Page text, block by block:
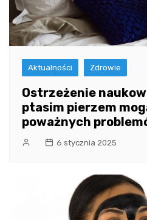
Aktualności Zdrowie
Ostrzeżenie
ptasim pierzem
poważnych
6 stycznia 2025